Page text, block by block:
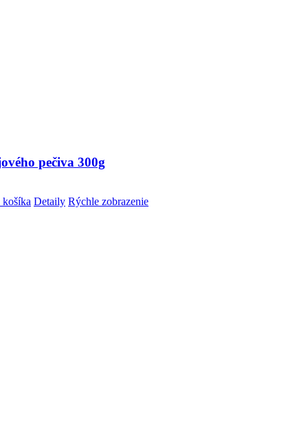
pečiva 300g
Detaily Rýchle zobrazenie